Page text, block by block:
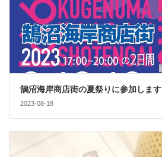
鵠沼海岸商店街の夏祭りに参加します
2023-08-18